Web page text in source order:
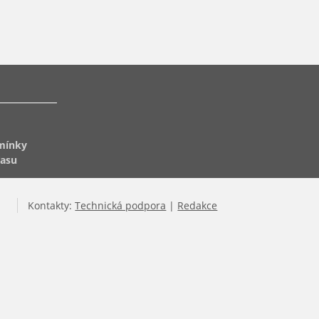
Kontakty:Technická podpora | Redakce